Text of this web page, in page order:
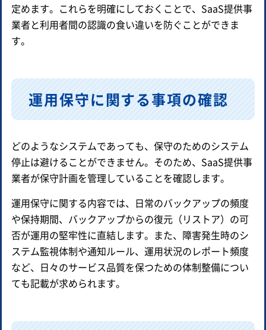
定めます。これらを明確にしておくことで、SaaS提供事
業者と利用者間の認識の食い違いを防ぐことができま
す。
運用保守に関する事項の確認
どのようなシステムであっても、保守のためのシステム
停止は避けることができません。そのため、SaaS提供事
業者が保守計画を管理していることを確認します。
運用保守に関する内容では、日常のバックアップの頻度
や保持期間、バックアップからの復元（リストア）の可
否が運用の堅牢性に直結します。また、障害発生時のシ
ステム監視体制や通知ルール、運用状況のレポート頻度
など、日々のサービス品質を保つための体制整備につい
ても記載が求められます。